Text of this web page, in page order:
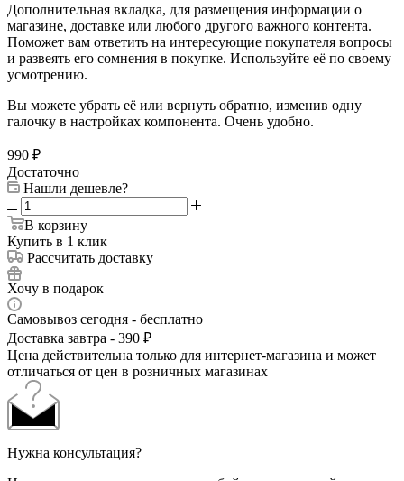
Дополнительная вкладка, для размещения информации о
магазине, доставке или любого другого важного контента.
Поможет вам ответить на интересующие покупателя вопросы
и развеять его сомнения в покупке. Используйте её по своему
усмотрению.
Вы можете убрать её или вернуть обратно, изменив одну
галочку в настройках компонента. Очень удобно.
990 ₽
Достаточно
Нашли дешевле?
В корзину
Купить в 1 клик
Рассчитать доставку
Хочу в подарок
Самовывоз сегодня - бесплатно
Доставка завтра - 390 ₽
Цена действительна только для интернет-магазина и может
отличаться от цен в розничных магазинах
Нужна консультация?